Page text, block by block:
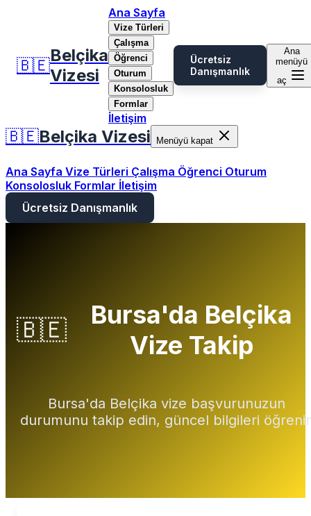
🇧🇪Belçika
Vizesi
Ana Sayfa
Vize Türleri
Çalışma
Öğrenci
Oturum
Konsolosluk
Formlar
İletişim
Ücretsiz
Danışmanlık
Ana
menüyü
aç
🇧🇪Belçika Vizesi Menüyü kapat
Ana Sayfa Vize Türleri Çalışma Öğrenci Oturum
Konsolosluk Formlar İletişim
Ücretsiz Danışmanlık
🇧🇪
Bursa'da Belçika
Vize Takip
Bursa'da Belçika vize başvurunuzun
durumunu takip edin, güncel bilgileri